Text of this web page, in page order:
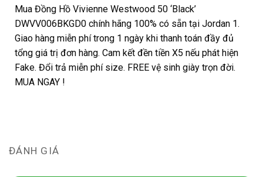
Mua Đồng Hồ Vivienne Westwood 50 ‘Black’
DWVV006BKGD0 chính hãng 100% có sẵn tại Jordan 1.
Giao hàng miễn phí trong 1 ngày khi thanh toán đầy đủ
tổng giá trị đơn hàng. Cam kết đền tiền X5 nếu phát hiện
Fake. Đổi trả miễn phí size. FREE vệ sinh giày trọn đời.
MUA NGAY !
ĐÁNH GIÁ